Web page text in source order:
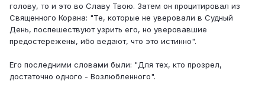
голову, то и это во Славу Твою. Затем он процитировал из
Священного Корана: "Те, которые не уверовали в Судный
День, поспешествуют узрить его, но уверовавшие
предостережены, ибо ведают, что это истинно".
Его последними словами были: "Для тех, кто прозрел,
достаточно одного - Возлюбленного".